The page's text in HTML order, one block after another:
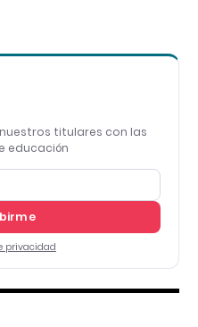
titulares con las
educación
privacidad